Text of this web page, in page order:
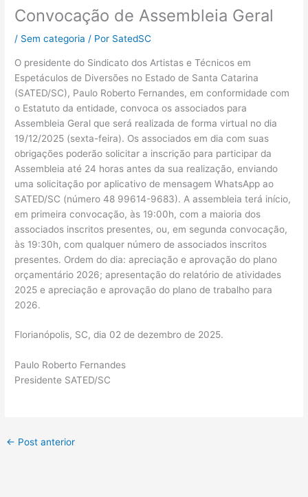
Convocação de Assembleia Geral
/ Sem categoria / Por SatedSC
O presidente do Sindicato dos Artistas e Técnicos em
Espetáculos de Diversões no Estado de Santa Catarina
(SATED/SC), Paulo Roberto Fernandes, em conformidade com
o Estatuto da entidade, convoca os associados para
Assembleia Geral que será realizada de forma virtual no dia
19/12/2025 (sexta-feira). Os associados em dia com suas
obrigações poderão solicitar a inscrição para participar da
Assembleia até 24 horas antes da sua realização, enviando
uma solicitação por aplicativo de mensagem WhatsApp ao
SATED/SC (número 48 99614-9683). A assembleia terá início,
em primeira convocação, às 19:00h, com a maioria dos
associados inscritos presentes, ou, em segunda convocação,
às 19:30h, com qualquer número de associados inscritos
presentes. Ordem do dia: apreciação e aprovação do plano
orçamentário 2026; apresentação do relatório de atividades
2025 e apreciação e aprovação do plano de trabalho para
2026.
Florianópolis, SC, dia 02 de dezembro de 2025.
Paulo Roberto Fernandes
Presidente SATED/SC
← Post anterior